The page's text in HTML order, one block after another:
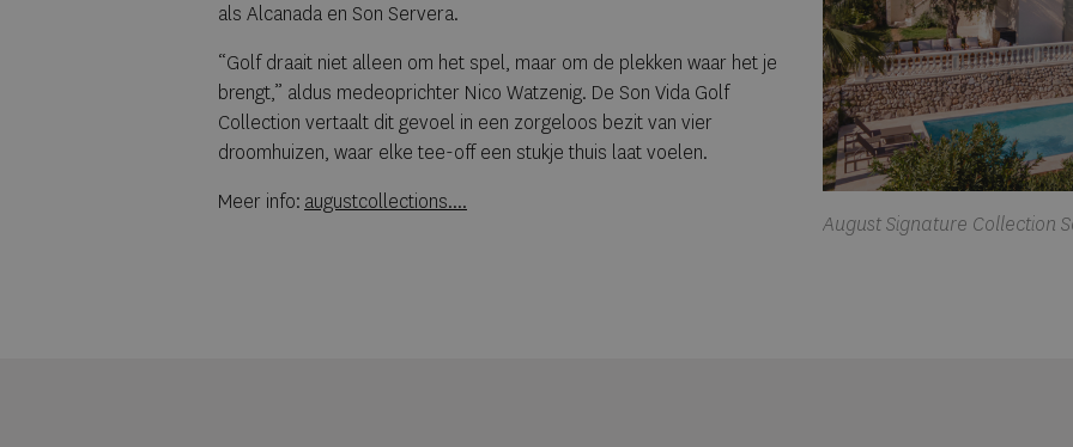
als Alcanada en Son Servera.
“Golf draait niet alleen om het spel, maar om de plekken waar het je
brengt,” aldus medeoprichter Nico Watzenig. De Son Vida Golf
Collection vertaalt dit gevoel in een zorgeloos bezit van vier
droomhuizen, waar elke tee-off een stukje thuis laat voelen.
Meer info: augustcollections....
August Signature Collection